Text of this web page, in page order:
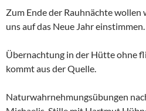
Zum Ende der Rauhnächte wollen
uns auf das Neue Jahr einstimmen.
Übernachtung in der Hütte ohne
kommt aus der Quelle.
Naturwahrnehmungsübungen